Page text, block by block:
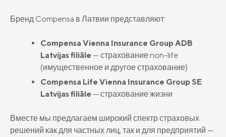
Seesam
Compensa
приложение
Compensa Seesam дистанционные
консультации врачей
Compensa Life Vienna Insurance Group
SE Latvijas filiāles kontakti
ADB Latvijas filiāles kontakti
Jaunumi
Par mums
Juridiskā informācija
Бренд Compensa в Латвии представляют:
Compensa Vienna Insurance Group ADB
Latvijas filiāle — страхование non-life
(имущественное и другое страхование)
Compensa Life Vienna Insurance Group SE
Latvijas filiāle — страхование жизни
Вместе мы предлагаем широкий спектр страховых
решений как для частных лиц, так и для предприятий —